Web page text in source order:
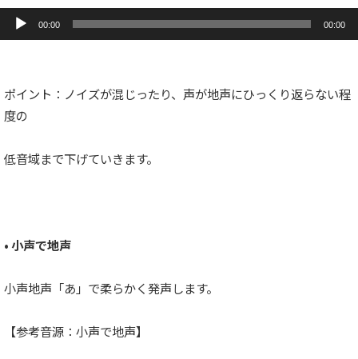
音
プ
00:00 00:00
ポイント：ノイズが混じったり、声が地声にひっくり返らない程
度の
低音域まで下げていきます。
• 小声で地声
小声地声「あ」で柔らかく発声します。
【参考音源：小声で地声】